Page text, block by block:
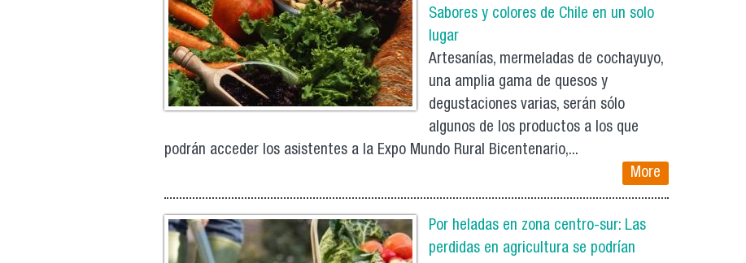
Sabores y colores de Chile en un solo
lugar
Artesanías, mermeladas de cochayuyo,
una amplia gama de quesos y
degustaciones varias, serán sólo
algunos de los productos a los que
podrán acceder los asistentes a la Expo Mundo Rural Bicentenario,...
More
Por heladas en zona centro-sur: Las
perdidas en agricultura se podrían